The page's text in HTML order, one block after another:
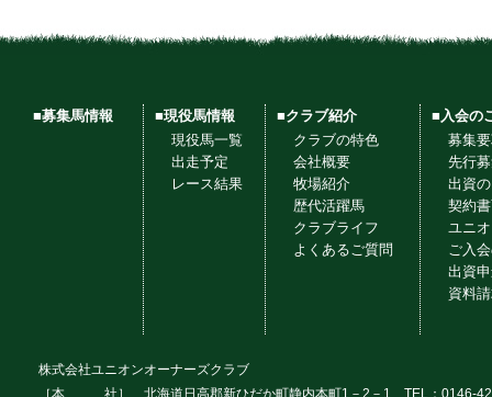
■募集馬情報
■現役馬情報
現役馬一覧
出走予定
レース結果
■クラブ紹介
クラブの特色
会社概要
牧場紹介
歴代活躍馬
クラブライフ
よくあるご質問
■入会の
募集
先行
出資
契約
ユニ
ご入
出資
資料
株式会社ユニオンオーナーズクラブ
［本 社］ 北海道日高郡新ひだか町静内本町1－2－1 TEL：0146-